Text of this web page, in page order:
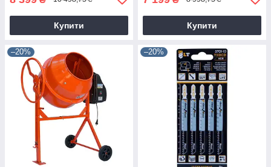
Купити Купити
–20% –20%